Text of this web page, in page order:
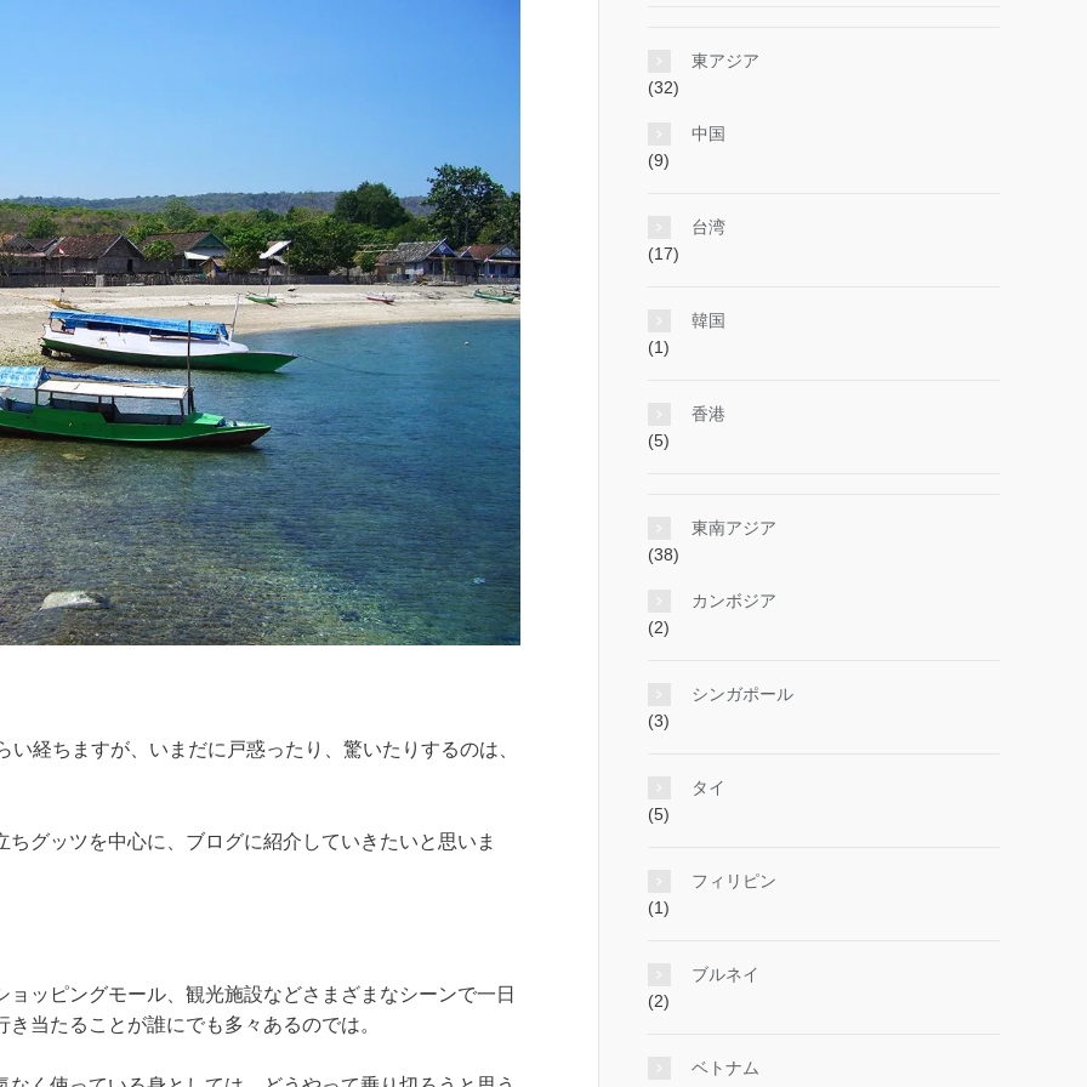
経ちますが、いまだに戸惑ったり、驚いたりするのは、
グッツを中心に、ブログに紹介していきたいと思いま
ッピングモール、観光施設などさまざまなシーンで一日
当たることが誰にでも多々あるのでは。
東アジア
(32)
中国
(9)
台湾
(17)
韓国
(1)
香港
(5)
東南アジア
(38)
カンボジア
(2)
シンガポール
(3)
タイ
(5)
フィリピン
(1)
ブルネイ
(2)
ベトナム